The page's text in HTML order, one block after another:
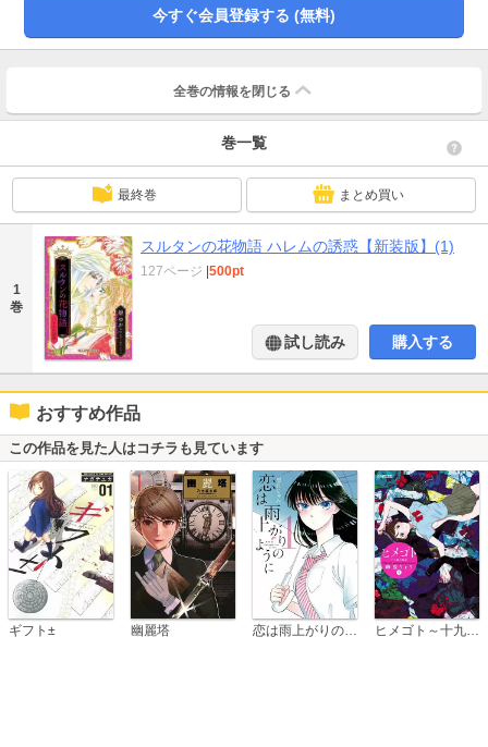
今すぐ会員登録する (無料)
全巻の情報を 閉じる
巻一覧
最終巻 まとめ買い
1
巻
スルタンの花物語 ハレムの誘惑【新装版】(1)
127ページ |500pt
試し読み 購入する
おすすめ作品
この作品を見た人はコチラも見ています
ギフト± 幽麗塔 ヒメゴト～十九歳の制服～